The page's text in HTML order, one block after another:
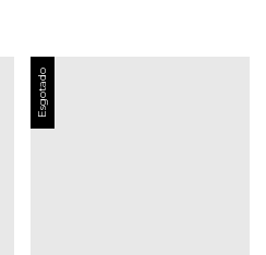
Esgotado